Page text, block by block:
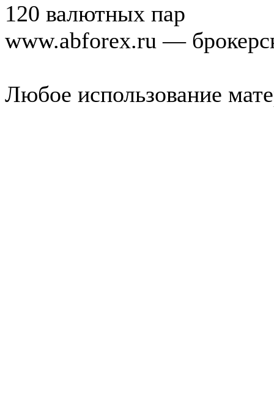
120 валютных пар
www.abforex.ru —
Любое использование